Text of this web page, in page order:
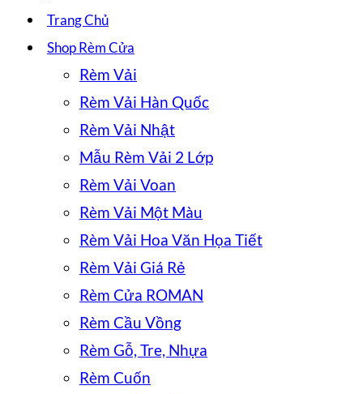
Trang Chủ
Shop Rèm Cửa
Rèm Vải
Rèm Vải Hàn Quốc
Rèm Vải Nhật
Mẫu Rèm Vải 2 Lớp
Rèm Vải Voan
Rèm Vải Một Màu
Rèm Vải Hoa Văn Họa Tiết
Rèm Vải Giá Rẻ
Rèm Cửa ROMAN
Rèm Cầu Vồng
Rèm Gỗ, Tre, Nhựa
Rèm Cuốn